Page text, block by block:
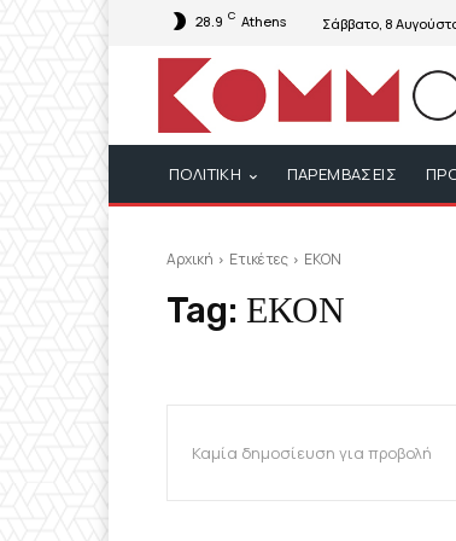
28.9 C Athens Σάββατο, 8
ΠΟΛΙΤΙΚΗ ΠΑΡΕΜΒΑΣΕΙΣ
Αρχική Ετικέτες ΕΚΟΝ
Tag: ΕΚΟΝ
Καμία δημοσίευση για προβολή